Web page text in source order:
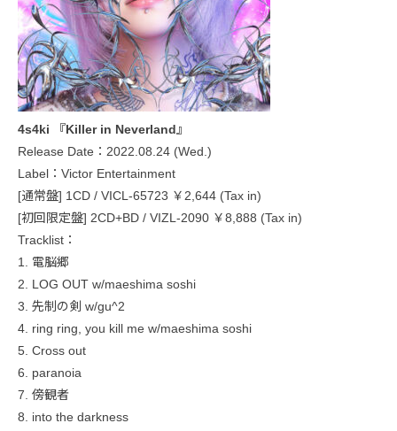
4s4ki 『Killer in Neverland』
Release Date：2022.08.24 (Wed.)
Label：Victor Entertainment
[通常盤] 1CD / VICL-65723 ￥2,644 (Tax in)
[初回限定盤] 2CD+BD / VIZL-2090 ￥8,888 (Tax in)
Tracklist：
1. 電脳郷
2. LOG OUT w/maeshima soshi
3. 先制の剣 w/gu^2
4. ring ring, you kill me w/maeshima soshi
5. Cross out
6. paranoia
7. 傍観者
8. into the darkness